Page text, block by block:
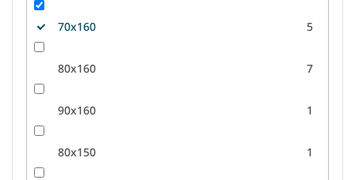
70x160 5
80x160 7
90x160 1
80x150 1